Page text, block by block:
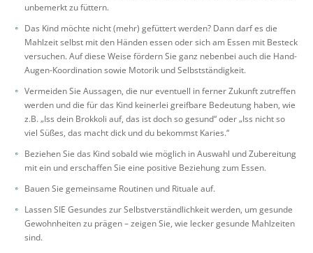
unbemerkt zu füttern.
Das Kind möchte nicht (mehr) gefüttert werden? Dann darf es die
Mahlzeit selbst mit den Händen essen oder sich am Essen mit Besteck
versuchen. Auf diese Weise fördern Sie ganz nebenbei auch die Hand-
Augen-Koordination sowie Motorik und Selbstständigkeit.
Vermeiden Sie Aussagen, die nur eventuell in ferner Zukunft zutreffen
werden und die für das Kind keinerlei greifbare Bedeutung haben, wie
z.B. „Iss dein Brokkoli auf, das ist doch so gesund“ oder „Iss nicht so
viel Süßes, das macht dick und du bekommst Karies.“
Beziehen Sie das Kind sobald wie möglich in Auswahl und Zubereitung
mit ein und erschaffen Sie eine positive Beziehung zum Essen.
Bauen Sie gemeinsame Routinen und Rituale auf.
Lassen SIE Gesundes zur Selbstverständlichkeit werden, um gesunde
Gewohnheiten zu prägen – zeigen Sie, wie lecker gesunde Mahlzeiten
sind.